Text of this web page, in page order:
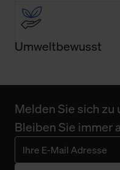
Umweltbewusst
Melden Sie sich
Bleiben Sie immer